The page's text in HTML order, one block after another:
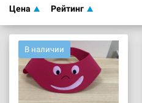
Цена Рейтинг
В наличии